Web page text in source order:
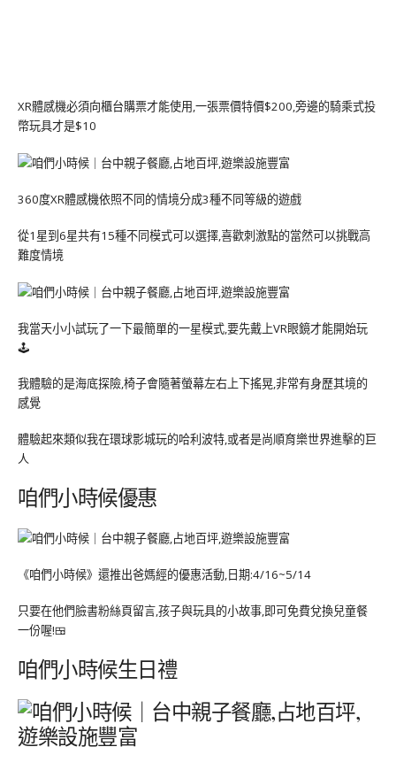
XR體感機必須向櫃台購票才能使用,一張票價特價$200,旁邊的騎乘式投
幣玩具才是$10
360度XR體感機依照不同的情境分成3種不同等級的遊戲
從1星到6星共有15種不同模式可以選擇,喜歡刺激點的當然可以挑戰高
難度情境
我當天小小試玩了一下最簡單的一星模式,要先戴上VR眼鏡才能開始玩
🕹
我體驗的是海底探險,椅子會隨著螢幕左右上下搖晃,非常有身歷其境的
感覺
體驗起來類似我在環球影城玩的哈利波特,或者是尚順育樂世界進擊的巨
人
咱們小時候優惠
《咱們小時候》還推出爸媽經的優惠活動,日期:4/16~5/14
只要在他們臉書粉絲頁留言,孩子與玩具的小故事,即可免費兌換兒童餐
一份喔!🍱
咱們小時候生日禮